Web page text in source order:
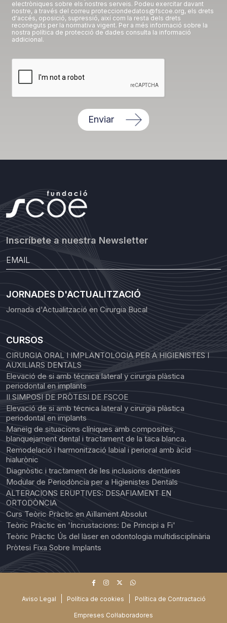
electròniques sobre els nostres serveis. Podeu exercitar davant
nostre, a través del correu protecciondedatos@fscoe.org, els drets
d'accés, oposició, supressió, així com la resta dels drets
reconeguts per la normativa vigent. Per a més informació sobre la
nostra política de protecció de dades consulta la informació
addicional.
Enviar
Inscríbete a nuestra Newsletter
JORNADES D'ACTUALITZACIÓ
Jornada d'Actualització en Cirurgia Bucal
CURSOS
CIRURGIA ORAL I IMPLANTOLOGIA PER A HIGIENISTES I
AUXILIARS DENTALS
Elevació de si amb técnica lateral y cirurgia plàstica
periodontal en implants
II SIMPOSI DE PRÒTESI DE FSCOE
Elevació de si amb técnica lateral y cirurgia plàstica
periodontal en implants
Maneig de situacions clíniques amb composites,
blanquejament dental i tractament de la taca blanca.
Remodelació i harmonització labial i perioral amb àcid
hialurònic
Diagnòstic i tractament de les inclusions dentàries
Modular de Periodòncia per a Higienistes Dentals
ALTERACIONS ERUPTIVES: DESAFIAMENT EN
ORTODÒNCIA
Curs Teòric Pràctic en Aïllament Absolut
Teòric Pràctic en 'Incrustacions: De Principi a Fi'
Teòric Pràctic Ús del làser en odontologia multidisciplinària
Pròtesi Fixa Sobre Implants
Aviso Legal Política de cookies Política de Contractació
Empreses Col·laboradores